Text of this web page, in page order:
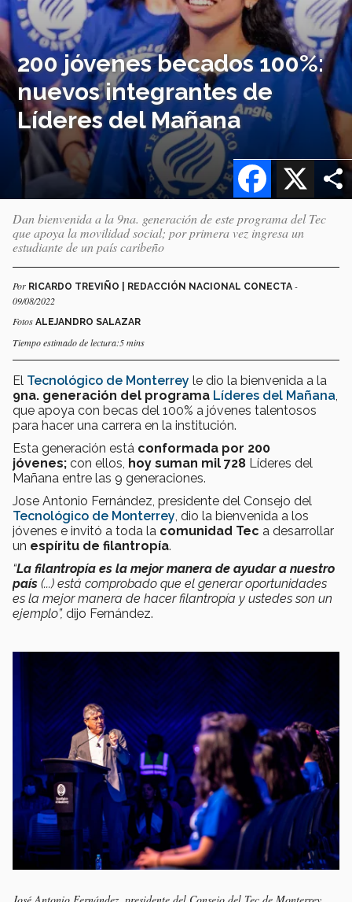
200 jóvenes becados 100%:
nuevos integrantes de
Líderes del Mañana
X
Facebook
Dan bienvenida a la 9na. generación de este programa del Tec
que apoya la movilidad social; por primera vez ingresa un
estudiante de un país caribeño
Por RICARDO TREVIÑO | REDACCIÓN NACIONAL CONECTA -
09/08/2022
Fotos ALEJANDRO SALAZAR
Tiempo estimado de lectura:5 mins
El Tecnológico de Monterrey le dio la bienvenida a la
9na. generación del programa Líderes del Mañana
que apoya con becas del 100% a jóvenes talentosos
para hacer una carrera en la institución.
Esta generación está conformada por 200
jóvenes; con ellos, hoy suman mil 728 Líderes del
Mañana entre las 9 generaciones.
Jose Antonio Fernández, presidente del Consejo del
Tecnológico de Monterrey , dio la bienvenida a los
jóvenes e invitó a toda la comunidad Tec a desarrollar
un espíritu de filantropía.
“La filantropía es la mejor manera de ayudar a nuestro
país (...) está comprobado que el generar oportunidades
es la mejor manera de hacer filantropía y ustedes son un
ejemplo”, dijo Fernández.